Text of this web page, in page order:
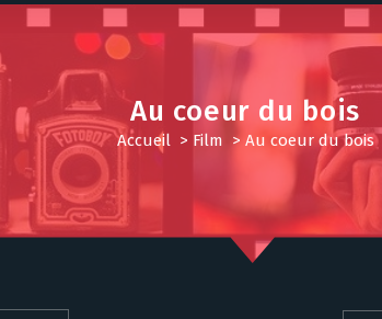
Au coeur du bois
Accueil > Film > Au coeur du bois